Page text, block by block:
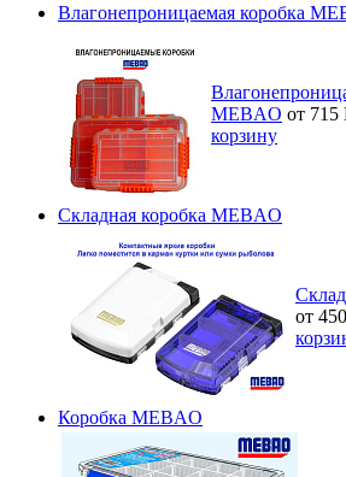
Влагонепроницаемая коробка
MEBAO от 715
корзину
Cкладная коробка MEBAO
от 450
Коробка MEBAO